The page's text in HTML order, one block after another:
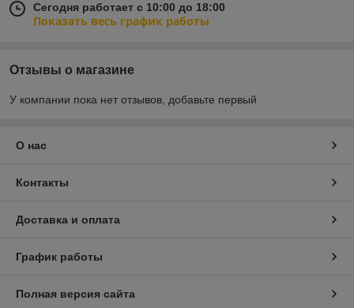
Сегодня работает с 10:00 до 18:00
Показать весь график работы
Отзывы о магазине
У компании пока нет отзывов, добавьте первый
О нас
Контакты
Доставка и оплата
График работы
Полная версия сайта